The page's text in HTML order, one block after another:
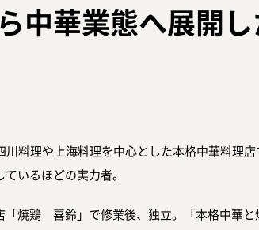
中華業態へ展開
料理や上海料理を中心とした本格中華料理
いるほどの実力者。
焼鶏 喜鈴」で修業後、独立。「本格中華